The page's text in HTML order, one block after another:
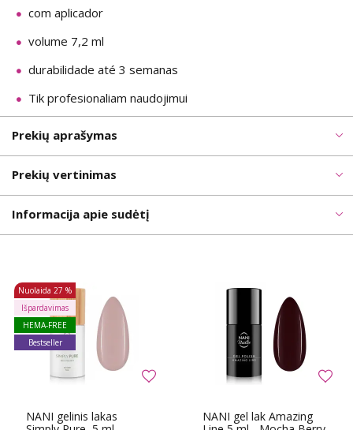
com aplicador
volume 7,2 ml
durabilidade até 3 semanas
Tik profesionaliam naudojimui
Prekių aprašymas
Prekių vertinimas
Informacija apie sudėtį
NANI gelinis lakas
Nuolaida 27 %
Išpardavimas
HEMA-FREE
Bestseller
NANI gel lak Amazing